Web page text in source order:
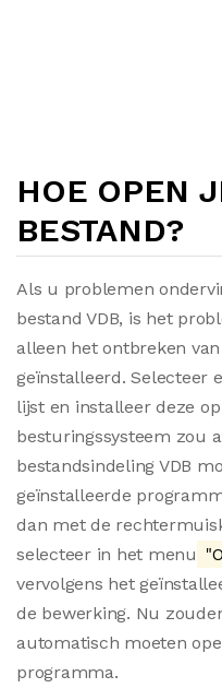
HOE OPEN
BESTAND?
Als u problemen
bestand VDB, is het
alleen het ontbreken
geïnstalleerd. Selecteer
lijst en installeer deze
besturingssysteem zou
bestandsindeling VDB
geïnstalleerde
dan met de
selecteer in het menu
vervolgens het
de bewerking. Nu
automatisch moeten
programma.